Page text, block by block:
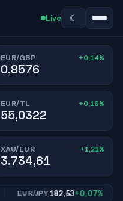
Live ☾
EUR/GBP +0,14%
0,8576
EUR/TL +0,16%
55,0322
XAU/EUR +1,21%
3.734,61
EUR/JPY182,53+0,07%